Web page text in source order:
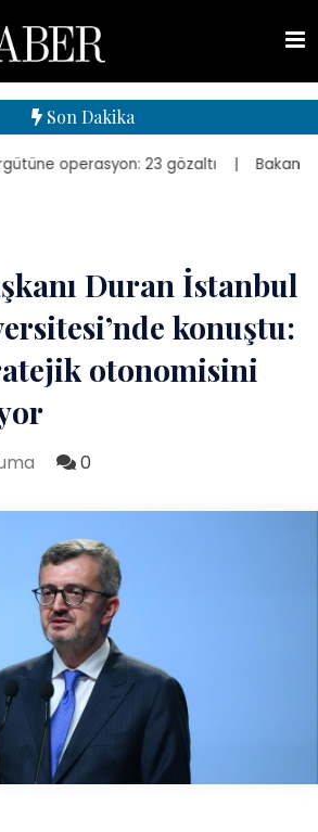
Son Dakika
operasyon: 23 gözaltı | Bakan Kurum,
Duran İstanbul
konuştu:
otonomisini
0